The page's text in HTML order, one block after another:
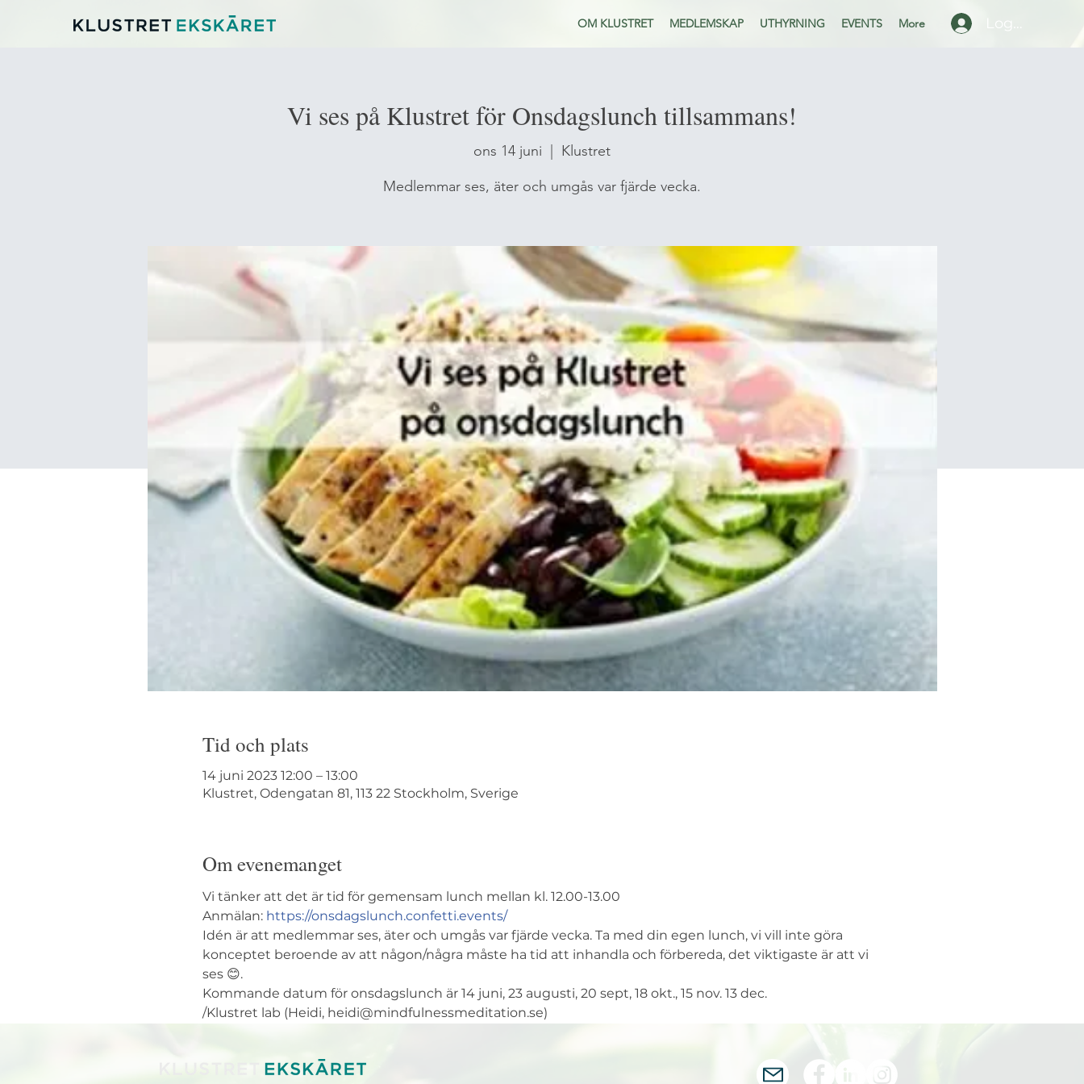
OM KLUSTRET MEDLEMSKAP UTHYRNING EVENTS More Logga in
Vi ses på Klustret för Onsdagslunch tillsammans!
ons 14 juni
Klustret
Medlemmar ses, äter och umgås var fjärde vecka.
Tid och plats
14 juni 2023 12:00 – 13:00
Klustret, Odengatan 81, 113 22 Stockholm, Sverige
Om evenemanget
Vi tänker att det är tid för gemensam lunch mellan kl. 12.00-13.00
Anmälan: https://onsdagslunch.confetti.events/
Idén är att medlemmar ses, äter och umgås var fjärde vecka. Ta med din egen lunch, vi vill inte göra
konceptet beroende av att någon/några måste ha tid att inhandla och förbereda, det viktigaste är att vi
ses 😊.
Kommande datum för onsdagslunch är 14 juni, 23 augusti, 20 sept, 18 okt., 15 nov. 13 dec.
/Klustret lab (Heidi, heidi@mindfulnessmeditation.se)